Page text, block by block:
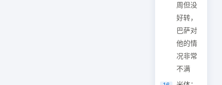
周但没
好转，
巴萨对
他的情
况非常
不满